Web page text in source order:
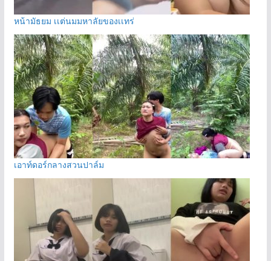
หน้ามัธยม เเต่นมมหาลัยของเเทร่
เอาท์ดอร์กลางสวนปาล์ม